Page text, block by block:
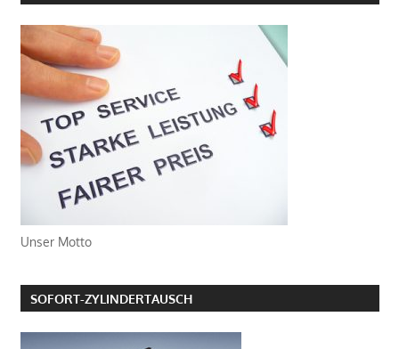
Unser Motto
SOFORT-ZYLINDERTAUSCH